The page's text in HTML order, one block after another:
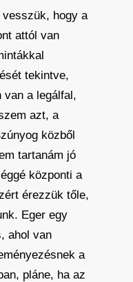
hogy a
attól van
tekintve,
van a legálfal,
azt, a
közből
tartanám jó
központi a
érezzük tőle,
Eger egy
ahol van
a
pláne, ha az